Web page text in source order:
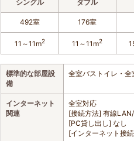
シングル ダブル
492室 176室
11～11m2 11～11m2
標準的な部屋設
備
全室バストイレ・全
インターネット
関連
全室対応
[接続方法] 有線
[PC貸し出し] なし
[インターネット接